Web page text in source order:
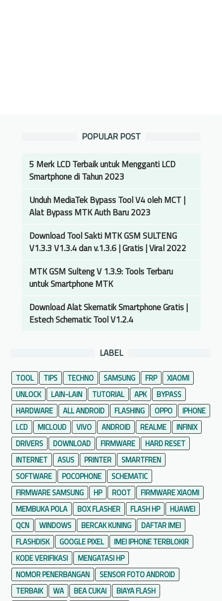
POPULAR POST
5 Merk LCD Terbaik untuk Mengganti LCD
Smartphone di Tahun 2023
Unduh MediaTek Bypass Tool V4 oleh MCT |
Alat Bypass MTK Auth Baru 2023
Download Tool Sakti MTK GSM SULTENG
V1.3.3 V1.3.4 dan v.1.3.6 | Gratis | Viral 2022
MTK GSM Sulteng V 1.3.9: Tools Terbaru
untuk Smartphone MTK
Download Alat Skematik Smartphone Gratis |
Estech Schematic Tool V1.2.4
LABEL
TOOL TIPS TECHNO SAMSUNG FRP
XIAOMI
UNLOCK
LAIN-LAIN TUTORIAL APK
BYPASS
HARDWARE
ALL ANDROID FLASHING OPPO
IPHONE
LCD
MICLOUD VIVO ANDROID REALME
INFINIX
DRIVERS
DOWNLOAD FIRMWARE
HARD RESET
INTERNET
ASUS PRINTER
SMARTFREN
SOFTWARE
POCOPHONE
SCHEMATIC
FIRMWARE SAMSUNG
HP ROOT
FIRMWARE XIAOMI
MEMBUKA POLA
BOX FLASHER FLASH HP
HUAWEI
QCN
WINDOWS BERCAK KUNING
DAFTAR IMEI
FLASHDISK
GOOGLE PIXEL
IMEI IPHONE TERBLOKIR
KODE VERIFIKASI
MENGATASI HP
NOMOR PENERBANGAN
SENSOR FOTO ANDROID
TERBAIK
WA BEA CUKAI
BIAYA FLASH